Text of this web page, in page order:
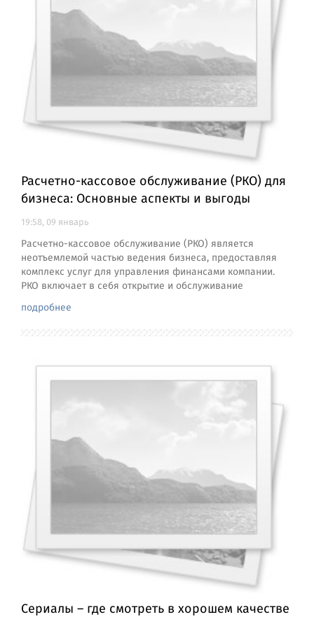
Расчетно-кассовое обслуживание (РКО) для
бизнеса: Основные аспекты и выгоды
19:58, 09 январь
Расчетно-кассовое обслуживание (РКО) является
неотъемлемой частью ведения бизнеса, предоставляя
комплекс услуг для управления финансами компании.
РКО включает в себя открытие и обслуживание
подробнее
Сериалы – где смотреть в хорошем качестве